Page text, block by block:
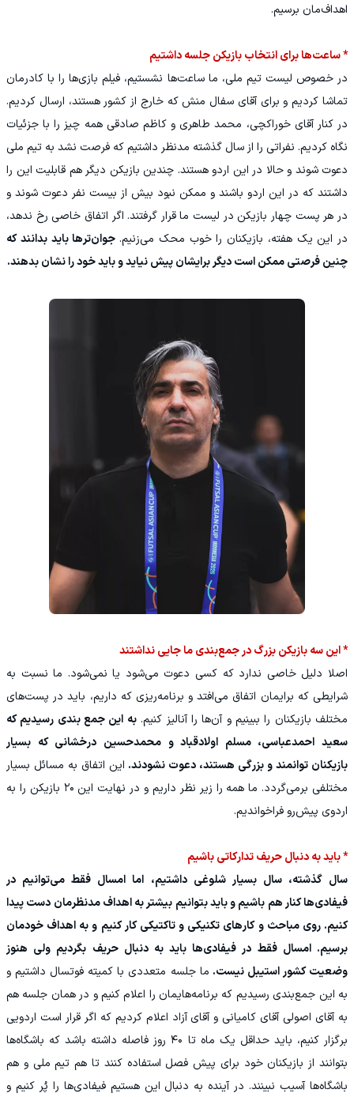
اهداف‌مان برسیم.
* ساعت‌ها برای انتخاب بازیکن جلسه داشتیم
در خصوص لیست تیم ملی، ما ساعت‌ها نشستیم، فیلم بازی‌ها را با کادرمان
تماشا کردیم و برای آقای سفال منش که خارج از کشور هستند، ارسال کردیم.
در کنار آقای خوراکچی، محمد طاهری و کاظم صادقی همه چیز را با جزئیات
نگاه کردیم. نفراتی را از سال گذشته مدنظر داشتیم که فرصت نشد به تیم ملی
دعوت شوند و حالا در این اردو هستند. چندین بازیکن دیگر هم قابلیت این را
داشتند که در این اردو باشند و ممکن نبود بیش از بیست نفر دعوت شوند و
در هر پست چهار بازیکن در لیست ما قرار گرفتند. اگر اتفاق خاصی رخ ندهد،
در این یک هفته، بازیکنان را خوب محک می‌زنیم. جوان‌ترها باید بدانند که
چنین فرصتی ممکن است دیگر برایشان پیش نیاید و باید خود را نشان بدهند.
* این سه بازیکن بزرگ در جمع‌بندی ما جایی نداشتند
اصلا دلیل خاصی ندارد که کسی دعوت می‌شود یا نمی‌شود. ما نسبت به
شرایطی که برایمان اتفاق می‌افتد و برنامه‌ریزی که داریم، باید در پست‌های
مختلف بازیکنان را ببینیم و آن‌ها را آنالیز کنیم.به این جمع بندی رسیدیم که
سعید احمدعباسی، مسلم اولادقباد و محمدحسین درخشانی که بسیار
بازیکنان توانمند و بزرگی هستند، دعوت نشودند. این اتفاق به مسائل بسیار
مختلفی برمی‌گردد. ما همه را زیر نظر داریم و در نهایت این ۲۰ بازیکن را به
اردوی پیش‌رو فراخواندیم.
* باید به دنبال حریف تدارکاتی باشیم
سال گذشته، سال بسیار شلوغی داشتیم، اما امسال فقط می‌توانیم در
فیفادی‌ها کنار هم باشیم و باید بتوانیم بیشتر به اهداف مدنظرمان دست پیدا
کنیم. روی مباحث و کارهای تکنیکی و تاکتیکی کار کنیم و به اهداف خودمان
برسیم. امسال فقط در فیفادی‌ها باید به دنبال حریف بگردیم ولی هنوز
وضعیت کشور استیبل نیست. ما جلسه متعددی با کمیته فوتسال داشتیم و
به این جمع‌بندی رسیدیم که برنامه‌هایمان را اعلام کنیم و در همان جلسه هم
به آقای اصولی آقای کامیانی و آقای آزاد اعلام کردیم که اگر قرار است اردویی
برگزار کنیم، باید حداقل یک ماه تا ۴۰ روز فاصله داشته باشد که باشگاه‌ها
بتوانند از بازیکنان خود برای پیش فصل استفاده کنند تا هم تیم ملی و هم
باشگاه‌ها آسیب نبینند. در آینده به دنبال این هستیم فیفادی‌ها را پُر کنیم و